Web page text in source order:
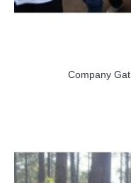
Company